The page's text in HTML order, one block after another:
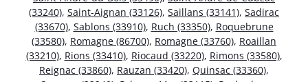
(33240), Saint-Aignan (33126), Saillans (33141), Sadirac
(33670), Sablons (33910), Ruch (33350), Roquebrune
(33580), Romagne (86700), Romagne (33760), Roaillan
(33210), Rions (33410), Riocaud (33220), Rimons (33580),
Reignac (33860), Rauzan (33420), Quinsac (33360),